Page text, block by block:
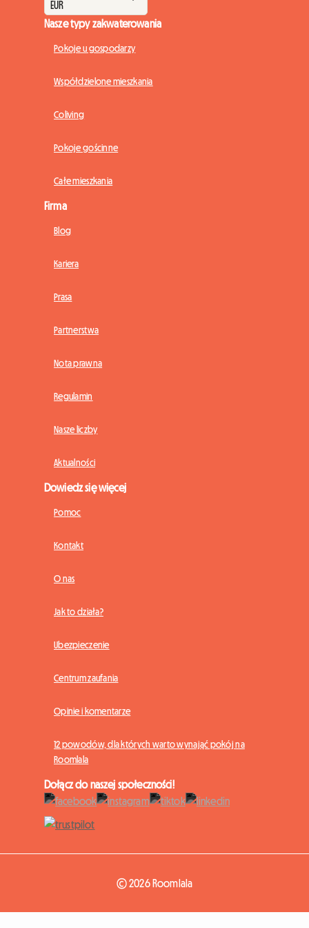
Nasze typy zakwaterowania
Pokoje u gospodarzy
Współdzielone mieszkania
Coliving
Pokoje gościnne
Całe mieszkania
Firma
Blog
Kariera
Prasa
Partnerstwa
Nota prawna
Regulamin
Nasze liczby
Aktualności
Dowiedz się więcej
Pomoc
Kontakt
O nas
Jak to działa?
Ubezpieczenie
Centrum zaufania
Opinie i komentarze
12 powodów, dla których warto wynająć pokój na
Roomlala
Dołącz do naszej społeczności!
© 2026 Roomlala